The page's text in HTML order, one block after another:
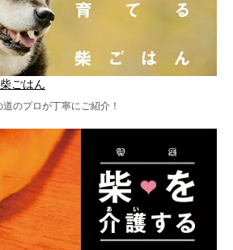
ごはん
のプロが丁寧にご紹介！